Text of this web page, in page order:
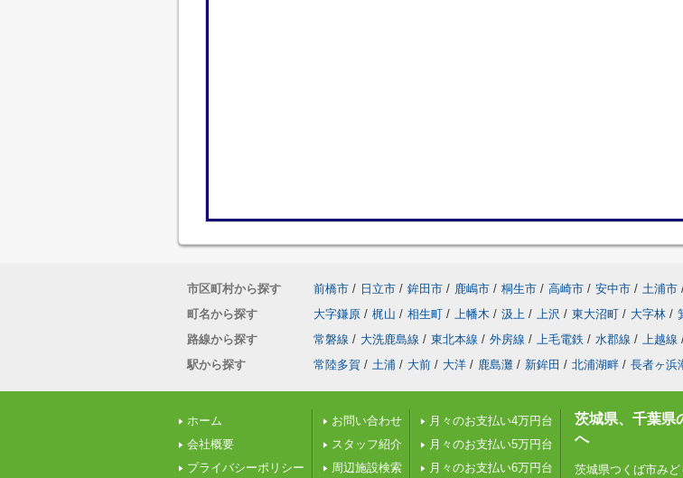
市区町村から探す 前橋市 / 日立市 / 鉾田市 / 鹿嶋市 / 桐生市 / 高崎市 / 安中市 / 土浦市
町名から探す
大字鎌原 / 梶山 / 相生町 / 上幡木 / 汲上 / 上沢 / 東大沼町 / 大字林 /
路線から探す
常磐線 / 大洗鹿島線 / 東北本線 / 外房線 / 上毛電鉄 / 水郡線 / 上越線
駅から探す
常陸多賀 / 土浦 / 大前 / 大洋 / 鹿島灘 / 新鉾田 / 北浦湖畔 / 長者ヶ浜
ホーム
会社概要
プライバシーポリシー
お問い合わせ
スタッフ紹介
周辺施設検索
月々のお支払い4万円台
月々のお支払い5万円台
月々のお支払い6万円台
茨城県、千葉県
へ
茨城県つくば市み